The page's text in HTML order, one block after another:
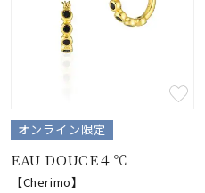
オンライン限定
EAU DOUCE４℃
【Cherimo】